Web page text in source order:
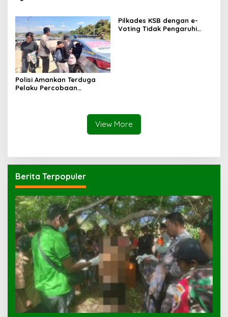
Polisi Amankan Terduga
Pelaku Percobaan
Pilkades KSB dengan e-
Voting Tidak Pengaruhi
View More
Berita Terpopuler